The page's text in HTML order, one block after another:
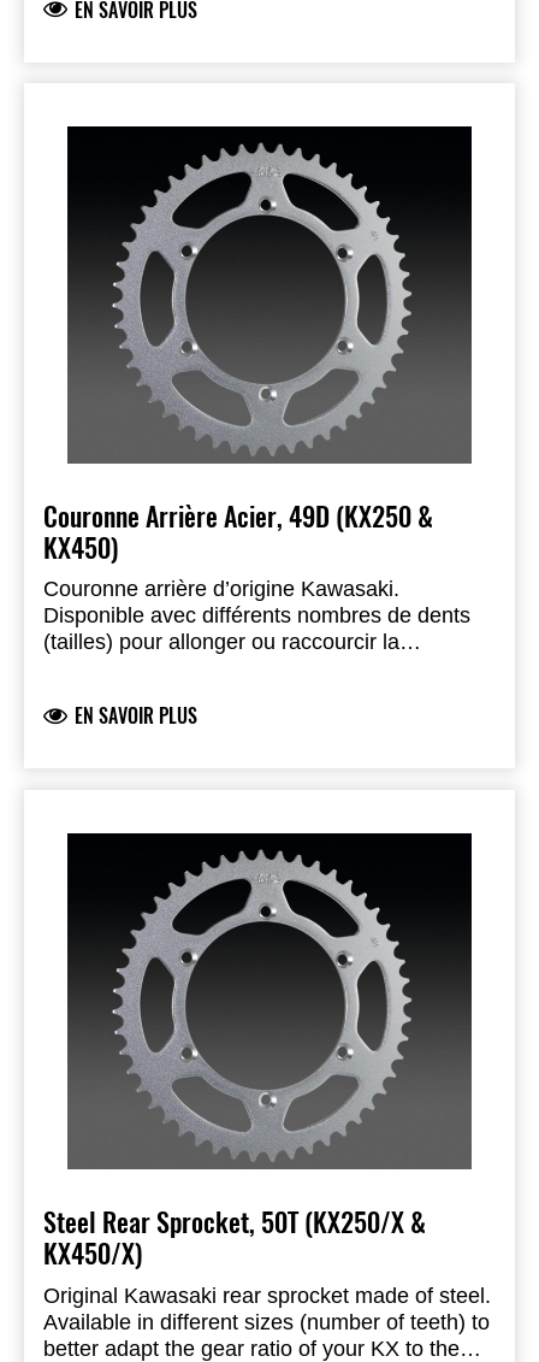
EN SAVOIR PLUS
Couronne Arrière Acier, 49D (KX250 &
KX450)
Couronne arrière d’origine Kawasaki.
Disponible avec différents nombres de dents
(tailles) pour allonger ou raccourcir la
EN SAVOIR PLUS
Steel Rear Sprocket, 50T (KX250/X &
KX450/X)
Original Kawasaki rear sprocket made of steel.
Available in different sizes (number of teeth) to
better adapt the gear ratio of your KX to the